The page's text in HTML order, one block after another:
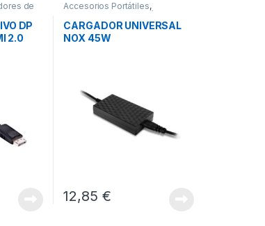
de
DP
2.0
Accesorios Portátiles,
Cargadores para Portátiles
Conectividad
CARGADOR UNIVERSAL
NOX 45W
12,85 €